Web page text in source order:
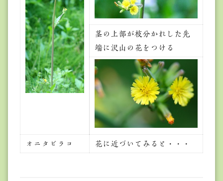
茎の上部が枝分かれした先
端に沢山の花をつける
オニタビラコ 花に近づいてみると・・・